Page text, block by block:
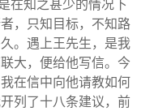
在知之甚少的情况下
，只知目标，不知路
。遇上王先生，是我
大，便给他写信。今
我在信中向他请教如何
列了十八条建议，前